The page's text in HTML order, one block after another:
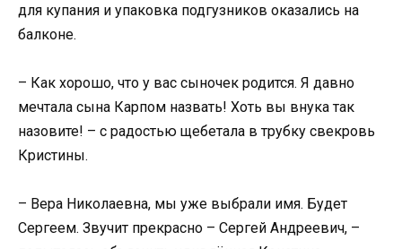
для купания и упаковка подгузников оказались на
балконе.
– Как хорошо, что у вас сыночек родится. Я давно
мечтала сына Карпом назвать! Хоть вы внука так
назовите! – с радостью щебетала в трубку свекровь
Кристины.
– Вера Николаевна, мы уже выбрали имя. Будет
Сергеем. Звучит прекрасно – Сергей Андреевич, –